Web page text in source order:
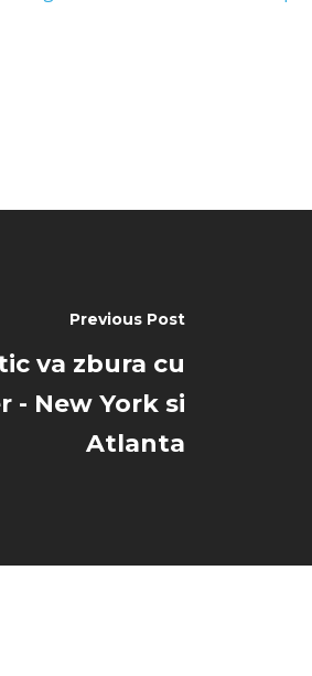
Previous Post
va zbura cu
- New York si
Atlanta